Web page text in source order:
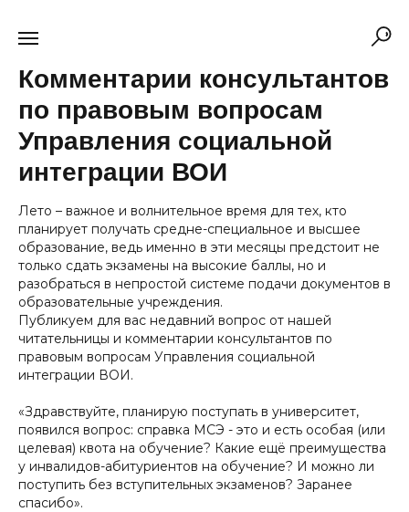
Комментарии консультантов
по правовым вопросам
Управления социальной
интеграции ВОИ
Лето – важное и волнительное время для тех, кто
планирует получать средне-специальное и высшее
образование, ведь именно в эти месяцы предстоит не
только сдать экзамены на высокие баллы, но и
разобраться в непростой системе подачи документов в
образовательные учреждения.
Публикуем для вас недавний вопрос от нашей
читательницы и комментарии консультантов по
правовым вопросам Управления социальной
интеграции ВОИ.
«Здравствуйте, планирую поступать в университет,
появился вопрос: справка МСЭ - это и есть особая (или
целевая) квота на обучение? Какие ещё преимущества
у инвалидов-абитуриентов на обучение? И можно ли
поступить без вступительных экзаменов? Заранее
спасибо».